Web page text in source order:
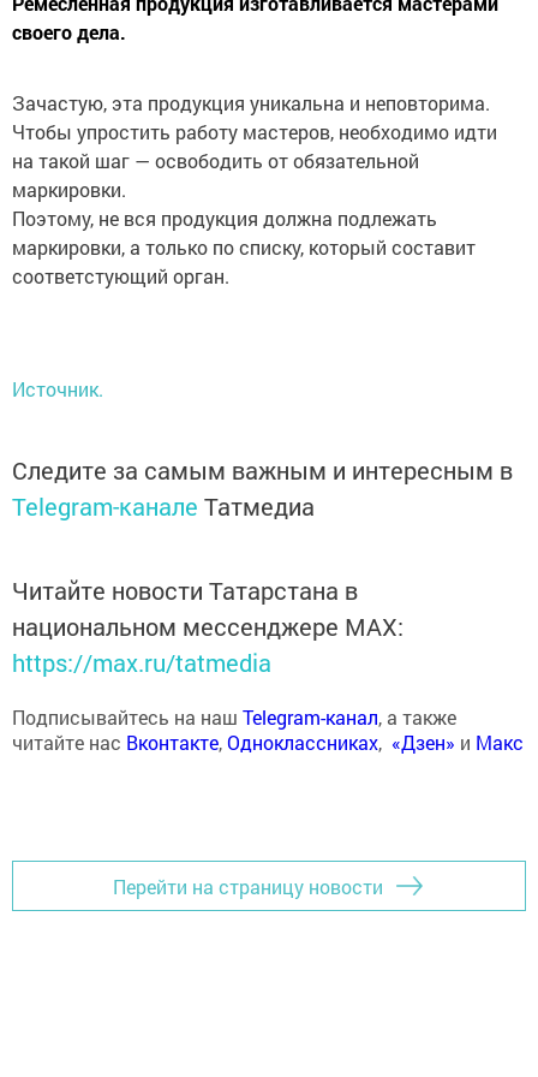
своего дела.
Зачастую, эта продукция уникальна и неповторима.
Чтобы упростить работу мастеров, необходимо идти
на такой шаг — освободить от обязательной
маркировки.
Поэтому, не вся продукция должна подлежать
маркировки, а только по списку, который составит
соответстующий орган.
Источник.
Следите за самым важным и интересным в
Telegram-канале Татмедиа
Читайте новости Татарстана в
национальном мессенджере MАХ:
https://max.ru/tatmedia
Подписывайтесь на наш Telegram-канал, а также
читайте нас Вконтакте,Одноклассниках, «Дзен» и Макс
Перейти на страницу новости